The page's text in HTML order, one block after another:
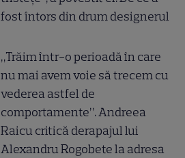
fost întors din drum designerul
„Trăim într-o perioadă în care
nu mai avem voie să trecem cu
vederea astfel de
comportamente”. Andreea
Raicu critică derapajul lui
Alexandru Rogobete la adresa